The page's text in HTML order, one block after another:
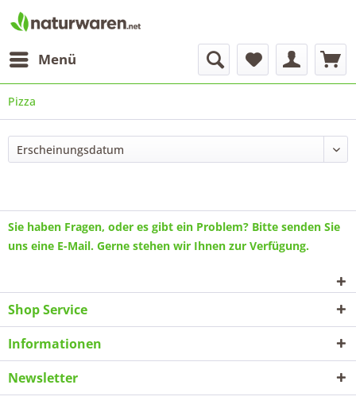
Menü
Pizza
Sie haben Fragen, oder es gibt ein Problem? Bitte senden Sie
uns eine E-Mail. Gerne stehen wir Ihnen zur Verfügung.
Shop Service
Informationen
Newsletter